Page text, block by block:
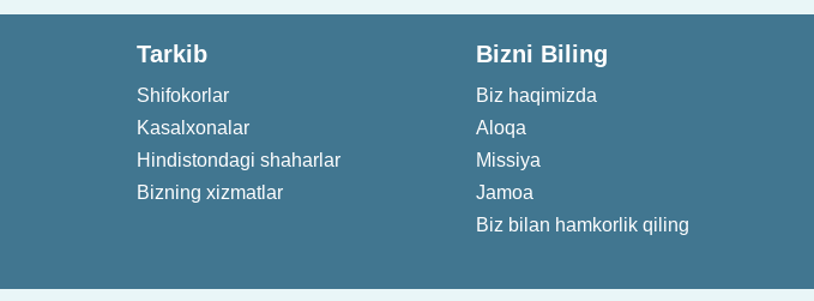
Tarkib
Shifokorlar
Kasalxonalar
Hindistondagi shaharlar
Bizning xizmatlar
Bizni Biling
Biz haqimizda
Aloqa
Missiya
Jamoa
Biz bilan hamkorlik qiling